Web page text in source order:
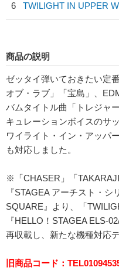
6
TWILIGHT IN UPPER
商品の説明
ゼッタイ弾いておきたい定
オブ・ラブ」「宝島」、
バムタイトル曲「トレジャ
キュレーションボイスのサ
ワイライト・イン・アッパ
も対応しました。
※「CHASER」「
『STAGEA アーチスト・
SQUARE』より、「
『HELLO！STAGEA ELS-
再収載し、新たな機種対応
旧商品コード：